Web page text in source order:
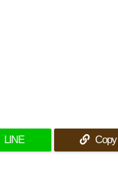
LINE Copy